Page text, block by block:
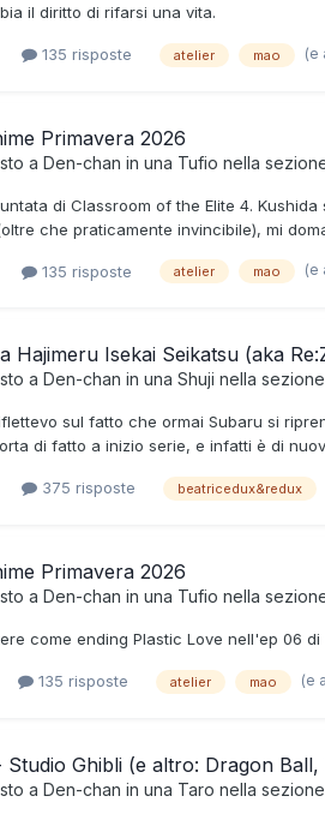
il diritto di rifarsi una vita.
135 risposte atelier mao (e
Primavera 2026
a Den-chan in una Tufio nella
di Classroom of the Elite 4.
che praticamente invincibile), mi
135 risposte atelier mao (e
Hajimeru Isekai Seikatsu (aka
a Den-chan in una Shuji nella sezione
sul fatto che ormai Subaru si
di fatto a inizio serie, e infatti è di
375 risposte beatricedux&redux
Primavera 2026
a Den-chan in una Tufio nella
come ending Plastic Love nell'ep 06 di
135 risposte atelier mao (e
Studio Ghibli (e altro: Dragon
a Den-chan in una Taro nella sezione